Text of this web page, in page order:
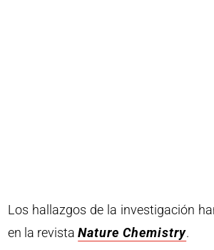
Los hallazgos de la investigación
en la revistaNature Chemistry.